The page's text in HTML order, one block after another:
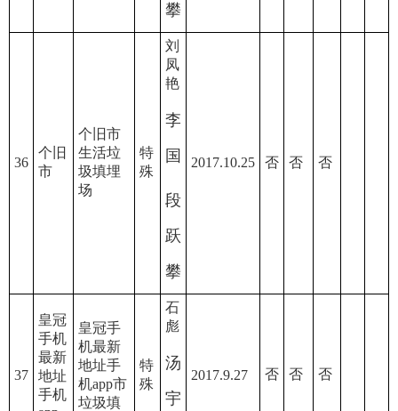
攀
36
个旧
市
个旧市
生活垃
圾填埋
场
特
殊
刘
凤
艳
李
国
段
跃
攀
2017.10.25 否 否 否
37
皇冠
手机
最新
地址
手机
皇冠手
机最新
地址手
机app市
垃圾填
特
殊
石
彪
汤
宇
2017.9.27 否 否 否